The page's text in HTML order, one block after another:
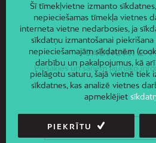
JAUNUMI E-
Piesakies un saņem jaunāko
Šī tīmekļvietne izmanto
nepieciešamas tīmekļa vietnes
interneta vietne nedarbosies, ja
sīkdatņu izmantošanai
nepieciešamajām sīkdatnēm
darbību un pakalpojumus, kā
pielāgotu saturu, šajā vietnē tiek
sīkdatnes, kas analizē vietnes
apmeklējiet
PIEKRĪTU